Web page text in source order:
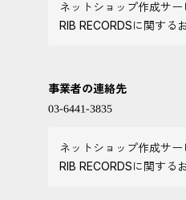
ネットショップ作成サ
RIB RECORDSに関する
事業者の連絡先
ネットショップ作成サ
RIB RECORDSに関する